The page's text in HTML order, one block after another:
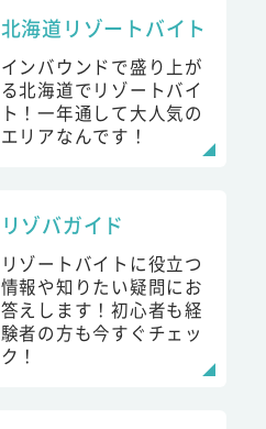
北海道リゾートバイト
インバウンドで盛り上が
る北海道でリゾートバイ
ト！一年通して大人気の
エリアなんです！
リゾバガイド
リゾートバイトに役立つ
情報や知りたい疑問にお
答えします！初心者も経
験者の方も今すぐチェッ
ク！